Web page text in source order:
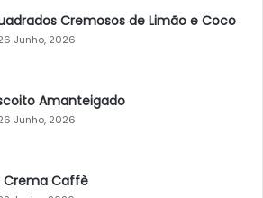
Cremosos de Limão e Coco
Junho, 2026
Amanteigado
Junho, 2026
Crema Caffè